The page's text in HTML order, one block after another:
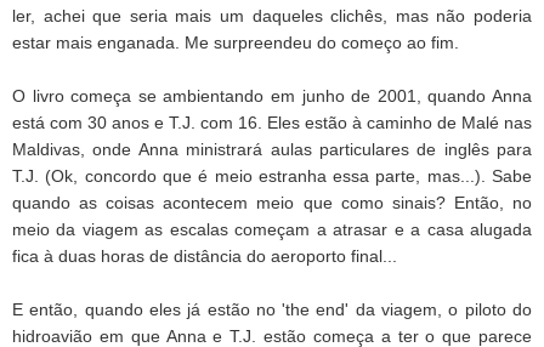
ler, achei que seria mais um daqueles clichês, mas não poderia
estar mais enganada. Me surpreendeu do começo ao fim.
O livro começa se ambientando em junho de 2001, quando Anna
está com 30 anos e T.J. com 16. Eles estão à caminho de Malé nas
Maldivas, onde Anna ministrará aulas particulares de inglês para
T.J. (Ok, concordo que é meio estranha essa parte, mas...). Sabe
quando as coisas acontecem meio que como sinais? Então, no
meio da viagem as escalas começam a atrasar e a casa alugada
fica à duas horas de distância do aeroporto final...
E então, quando eles já estão no 'the end' da viagem, o piloto do
hidroavião em que Anna e T.J. estão começa a ter o que parece